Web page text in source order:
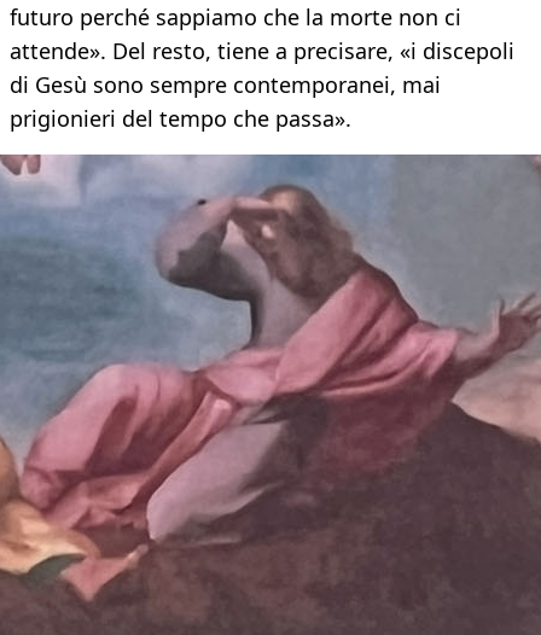
futuro perché sappiamo che la morte non ci
attende». Del resto, tiene a precisare, «i discepoli
di Gesù sono sempre contemporanei, mai
prigionieri del tempo che passa».